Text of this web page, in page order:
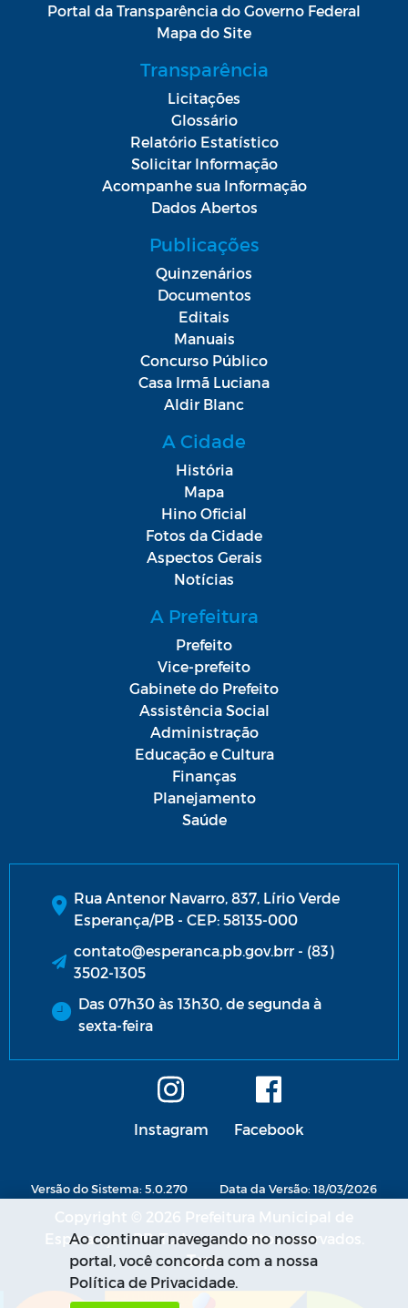
Portal da Transparência do Governo Federal
Mapa do Site
Transparência
Licitações
Glossário
Relatório Estatístico
Solicitar Informação
Acompanhe sua Informação
Dados Abertos
Publicações
Quinzenários
Documentos
Editais
Manuais
Concurso Público
Casa Irmã Luciana
Aldir Blanc
A Cidade
História
Mapa
Hino Oficial
Fotos da Cidade
Aspectos Gerais
Notícias
A Prefeitura
Prefeito
Vice-prefeito
Gabinete do Prefeito
Assistência Social
Administração
Educação e Cultura
Finanças
Planejamento
Saúde
Rua Antenor Navarro, 837, Lírio Verde
Esperança/PB - CEP: 58135-000
contato@esperanca.pb.gov.brr - (83)
3502-1305
Das 07h30 às 13h30, de segunda à
sexta-feira
Instagram Facebook
Versão do Sistema: 5.0.270 Data da Versão: 18/03/2026
Copyright © 2026 Prefeitura Municipal de
Esperança - PB. Todos os direitos reservados.
Ao continuar navegando no nosso
portal, você concorda com a nossa
Política de Privacidade.